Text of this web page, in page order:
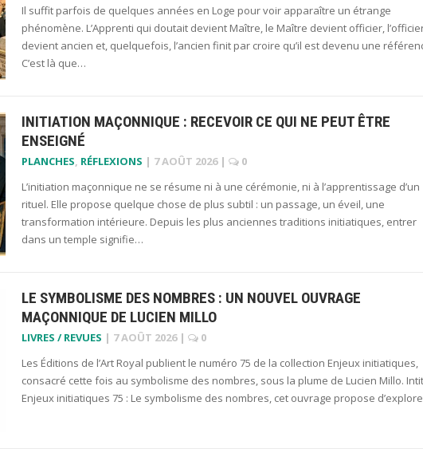
Il suffit parfois de quelques années en Loge pour voir apparaître un étrange
phénomène. L’Apprenti qui doutait devient Maître, le Maître devient officier,
devient ancien et, quelquefois, l’ancien finit par croire qu’il est devenu une
C’est là que…
INITIATION MAÇONNIQUE : RECEVOIR CE QUI NE PEUT ÊTRE
ENSEIGNÉ
PLANCHES, RÉFLEXIONS | 7 AOÛT 2026 |
0
L’initiation maçonnique ne se résume ni à une cérémonie, ni à l’apprentissage d’un
rituel. Elle propose quelque chose de plus subtil : un passage, un éveil, une
transformation intérieure. Depuis les plus anciennes traditions initiatiques, entrer
dans un temple signifie…
LE SYMBOLISME DES NOMBRES : UN NOUVEL OUVRAGE
MAÇONNIQUE DE LUCIEN MILLO
LIVRES / REVUES | 7 AOÛT 2026 |
0
Les Éditions de l’Art Royal publient le numéro 75 de la collection Enjeux initiatiques,
consacré cette fois au symbolisme des nombres, sous la plume de Lucien Millo.
Enjeux initiatiques 75 : Le symbolisme des nombres, cet ouvrage propose